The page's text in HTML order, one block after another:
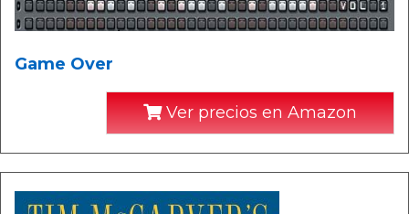
Game Over
Ver precios en Amazon